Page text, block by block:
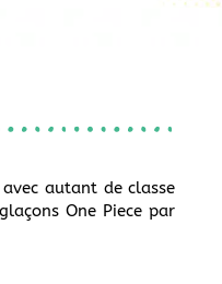
autant de classe
One Piece par